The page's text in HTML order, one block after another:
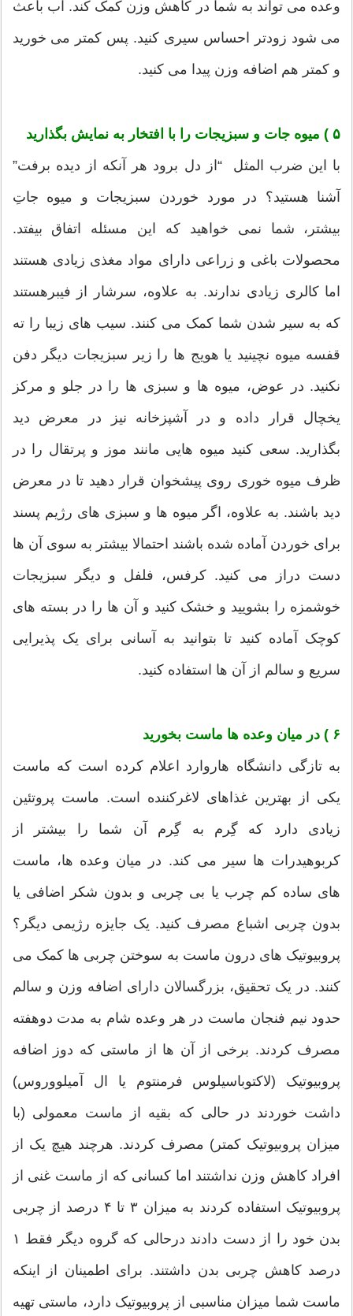
وعده می تواند به شما در کاهش وزن کمک کند. آب باعث
می شود زودتر احساس سیری کنید. پس کمتر می خورید
و کمتر هم اضافه وزن پیدا می کنید.
۵ ) میوه جات و سبزیجات را با افتخار به نمایش بگذارید
با این ضرب المثل “از دل برود هر آنکه از دیده برفت”
آشنا هستید؟ در مورد خوردن سبزیجات و میوه جاتِ
بیشتر، شما نمی خواهید که این مسئله اتفاق بیفتد.
محصولات باغی و زراعی دارای مواد مغذی زیادی هستند
اما کالری زیادی ندارند. به علاوه، سرشار از فیبرهستند
که به سیر شدن شما کمک می کنند. سیب های زیبا را ته
قفسه میوه نچینید یا هویج ها را زیر سبزیجات دیگر دفن
نکنید. در عوض، میوه ها و سبزی ها را در جلو و مرکز
یخچال قرار داده و در آشپزخانه نیز در معرض دید
بگذارید. سعی کنید میوه هایی مانند موز و پرتقال را در
ظرف میوه خوری روی پیشخوان قرار دهید تا در معرض
دید باشند. به علاوه، اگر میوه ها و سبزی های رژیم پسند
برای خوردن آماده شده باشند احتمالا بیشتر به سوی آن ها
دست دراز می کنید. کرفس، فلفل و دیگر سبزیجات
خوشمزه را بشویید و خشک کنید و آن ها را در بسته های
کوچک آماده کنید تا بتوانید به آسانی برای یک پذیرایی
سریع و سالم از آن ها استفاده کنید.
۶ ) در میان وعده ها ماست بخورید
به تازگی دانشگاه هاروارد اعلام کرده است که ماست
یکی از بهترین غذاهای لاغرکننده است. ماست پروتئین
زیادی دارد که گِرم به گِرم آن شما را بیشتر از
کربوهیدرات ها سیر می کند. در میان وعده ها، ماست
های ساده کم چرب یا بی چربی و بدون شکر اضافی یا
بدون چربی اشباع مصرف کنید. یک جایزه رژیمی دیگر؟
پروبیوتیک های درون ماست به سوختن چربی ها کمک می
کنند. در یک تحقیق، بزرگسالان دارای اضافه وزن و سالم
حدود نیم فنجان ماست در هر وعده شام به مدت دوهفته
مصرف کردند. برخی از آن ها از ماستی که دوز اضافه
پروبیوتیک (لاکتوباسیلوس فرمنتوم یا ال آمیلووروس)
داشت خوردند در حالی که بقیه از ماست معمولی (با
میزان پروبیوتیک کمتر) مصرف کردند. هرچند هیچ یک از
افراد کاهش وزن نداشتند اما کسانی که از ماست غنی از
پروبیوتیک استفاده کردند به میزان ۳ تا ۴ درصد از چربی
بدن خود را از دست دادند درحالی که گروه دیگر فقط ۱
درصد کاهش چربی بدن داشتند. برای اطمینان از اینکه
ماست شما میزان مناسبی از پروبیوتیک دارد، ماستی تهیه